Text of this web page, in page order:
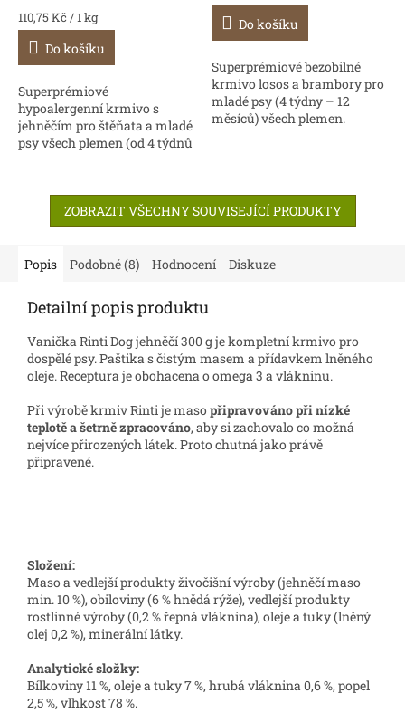
Měrná
cena:
110,75 Kč / 1 kg
Do košíku
Superprémiové
hypoalergenní krmivo s
jehněčím pro štěňata a mladé
psy všech plemen (od 4 týdnů
Do košíku
Superprémiové bezobilné
krmivo losos a brambory pro
mladé psy (4 týdny – 12
měsíců) všech plemen.
ZOBRAZIT VŠECHNY SOUVISEJÍCÍ PRODUKTY
Popis Podobné (8) Hodnocení Diskuze
Detailní popis produktu
Vanička Rinti Dog jehněčí 300 g je kompletní krmivo pro
dospělé psy. Paštika s čistým masem a přídavkem lněného
oleje. Receptura je obohacena o omega 3 a vlákninu.
Při výrobě krmiv Rinti je masopřipravováno při nízké
teplotě a šetrně zpracováno, aby si zachovalo co možná
nejvíce přirozených látek. Proto chutná jako právě
připravené.
Složení:
Maso a vedlejší produkty živočišní výroby (jehněčí maso
min. 10 %), obiloviny (6 % hnědá rýže), vedlejší produkty
rostlinné výroby (0,2 % řepná vláknina), oleje a tuky (lněný
olej 0,2 %), minerální látky.
Analytické složky:
Bílkoviny 11 %, oleje a tuky 7 %, hrubá vláknina 0,6 %, popel
2,5 %, vlhkost 78 %.